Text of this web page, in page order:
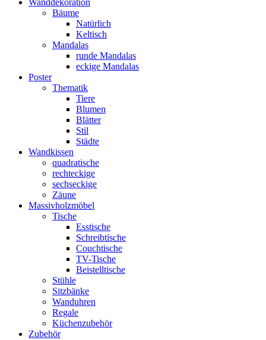
Wanddekoration
Bäume
Natürlich
Keltisch
Mandalas
runde Mandalas
eckige Mandalas
Poster
Thematik
Tiere
Blumen
Blätter
Stil
Städte
Wandkissen
quadratische
rechteckige
sechseckige
Zäune
Massivholzmöbel
Tische
Esstische
Schreibtische
Couchtische
TV-Tische
Beistelltische
Stühle
Sitzbänke
Wanduhren
Regale
Küchenzubehör
Zubehör